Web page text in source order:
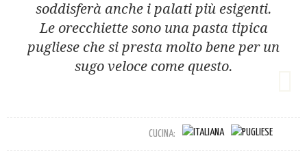
soddisferà anche i palati più esigenti.
Le orecchiette sono una pasta tipica
pugliese che si presta molto bene per un
sugo veloce come questo.
CUCINA: